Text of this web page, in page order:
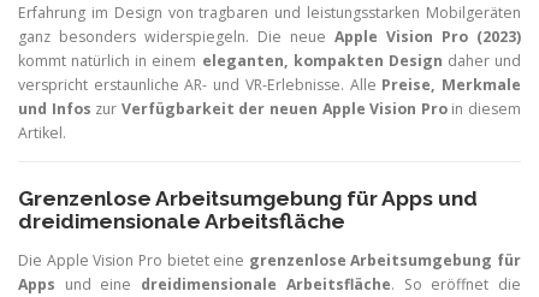
Erfahrung im Design von tragbaren und leistungsstarken Mobilgeräten
ganz besonders widerspiegeln. Die neue Apple Vision Pro (2023)
kommt natürlich in einem eleganten, kompakten Design daher und
verspricht erstaunliche AR- und VR-Erlebnisse. Alle Preise, Merkmale
und Infos zur Verfügbarkeit der neuen Apple Vision Proin diesem
Artikel.
Grenzenlose Arbeitsumgebung für Apps und
dreidimensionale Arbeitsfläche
Die Apple Vision Pro bietet eine grenzenlose Arbeitsumgebung für
Apps und eine dreidimensionale Arbeitsfläche. So eröffnet die